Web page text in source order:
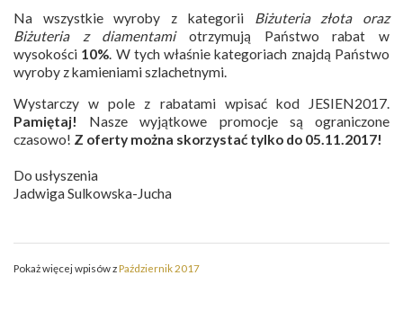
Na wszystkie wyroby z kategorii Biżuteria złota oraz
Biżuteria z diamentamiotrzymują Państwo rabat w
wysokości 10%. W tych właśnie kategoriach znajdą Państwo
wyroby z kamieniami szlachetnymi.
Wystarczy w pole z rabatami wpisać kod JESIEN2017.
Pamiętaj! Nasze wyjątkowe promocje są ograniczone
czasowo! Z oferty można skorzystać tylko do 05.11.2017!
Do usłyszenia
Jadwiga Sulkowska-Jucha
Pokaż więcej wpisów zPaździernik 2017